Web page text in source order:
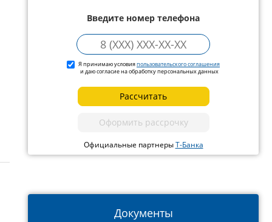
Введите номер телефона
Я принимаю условияпользовательского соглашения
и даю согласие на обработку персональных данных
Рассчитать
Оформить рассрочку
Официальные партнерыТ-Банка
Документы